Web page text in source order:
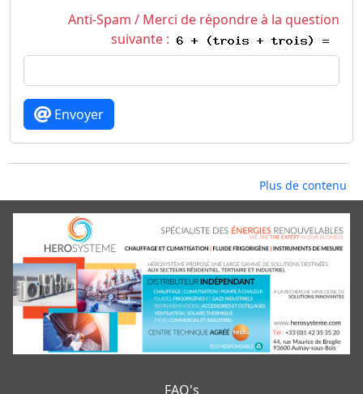
Anti-Spam / Merci de répondre à la question
suivante :
Envoyer
Plus de contenu
FAQ's